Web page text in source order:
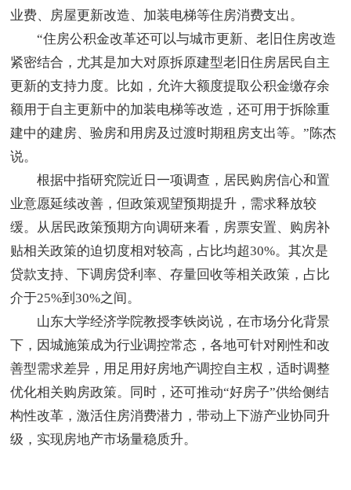
业费、房屋更新改造、加装电梯等住房消费支出。
“住房公积金改革还可以与城市更新、老旧住房改造
紧密结合，尤其是加大对原拆原建型老旧住房居民自主
更新的支持力度。比如，允许大额度提取公积金缴存余
额用于自主更新中的加装电梯等改造，还可用于拆除重
建中的建房、验房和用房及过渡时期租房支出等。”陈杰
说。
根据中指研究院近日一项调查，居民购房信心和置
业意愿延续改善，但政策观望预期提升，需求释放较
缓。从居民政策预期方向调研来看，房票安置、购房补
贴相关政策的迫切度相对较高，占比均超30%。其次是
贷款支持、下调房贷利率、存量回收等相关政策，占比
介于25%到30%之间。
山东大学经济学院教授李铁岗说，在市场分化背景
下，因城施策成为行业调控常态，各地可针对刚性和改
善型需求差异，用足用好房地产调控自主权，适时调整
优化相关购房政策。同时，还可推动“好房子”供给侧结
构性改革，激活住房消费潜力，带动上下游产业协同升
级，实现房地产市场量稳质升。